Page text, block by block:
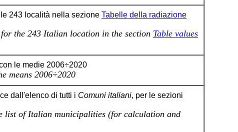
243 località nella sezione Tabelle della radiazione
the 243 Italian location in the section Table values
le medie 2006÷2020
means 2006÷2020
dall'elenco di tutti i Comuni italiani, per le sezioni
list of Italian municipalities (for calculation and